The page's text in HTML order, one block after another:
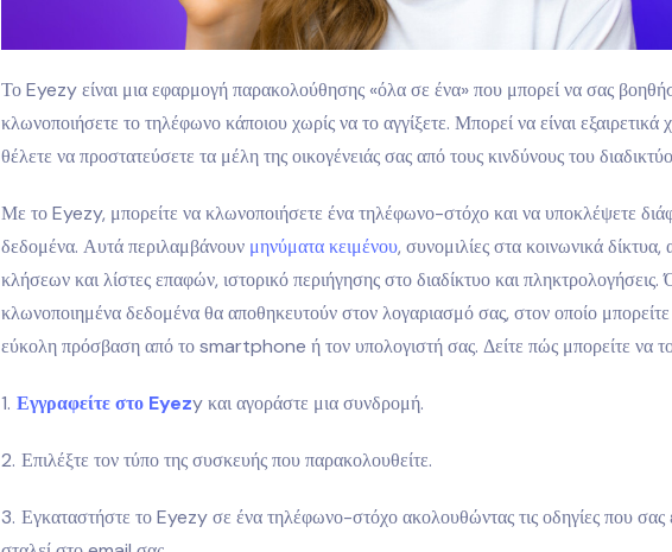
Το Eyezy είναι μια εφαρμογή παρακολούθησης «όλα σε ένα» που μπορεί να σας
κλωνοποιήσετε το τηλέφωνο κάποιου χωρίς να το αγγίξετε. Μπορεί να είναι εξαιρετικά
θέλετε να προστατεύσετε τα μέλη της οικογένειάς σας από τους κινδύνους του
Με το Eyezy, μπορείτε να κλωνοποιήσετε ένα τηλέφωνο-στόχο και να υποκλέψετε
δεδομένα. Αυτά περιλαμβάνουν μηνύματα κειμένου, συνομιλίες στα κοινωνικά δίκτυα,
κλήσεων και λίστες επαφών, ιστορικό περιήγησης στο διαδίκτυο και πληκτρολογήσεις.
κλωνοποιημένα δεδομένα θα αποθηκευτούν στον λογαριασμό σας, στον οποίο μπορείτε
εύκολη πρόσβαση από το smartphone ή τον υπολογιστή σας. Δείτε πώς μπορείτε να
Εγγραφείτε στο Eyezy και αγοράστε μια συνδρομή.
Επιλέξτε τον τύπο της συσκευής που παρακολουθείτε.
Εγκαταστήστε το Eyezy σε ένα τηλέφωνο-στόχο ακολουθώντας τις οδηγίες που σας